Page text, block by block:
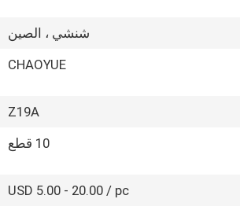
شنشي ، الصين
CHAOYUE
Z19A
10 قطع
USD 5.00 - 20.00 / pc